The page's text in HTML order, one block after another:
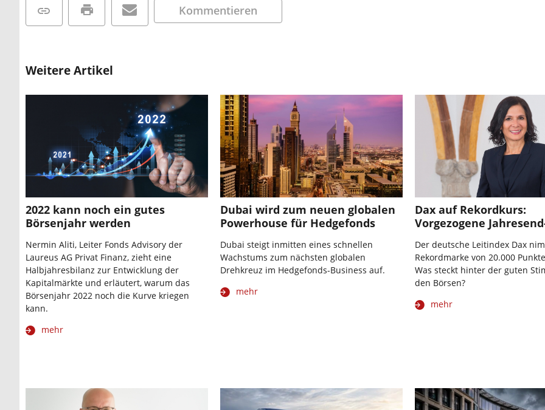
Kommentieren
Weitere Artikel
2022 kann noch ein gutes
Börsenjahr werden
Nermin Aliti, Leiter Fonds Advisory der
Laureus AG Privat Finanz, zieht eine
Halbjahresbilanz zur Entwicklung der
Kapitalmärkte und erläutert, warum das
Börsenjahr 2022 noch die Kurve kriegen
kann.
mehr
Dubai wird zum neuen globalen
Powerhouse für Hedgefonds
Dubai steigt inmitten eines schnellen
Wachstums zum nächsten globalen
Drehkreuz im Hedgefonds-Business auf.
mehr
Dax auf Rekordkurs:
Vorgezogene
Der deutsche Leitindex Dax
Rekordmarke von 20.000
Was steckt hinter der guten
den Börsen?
mehr